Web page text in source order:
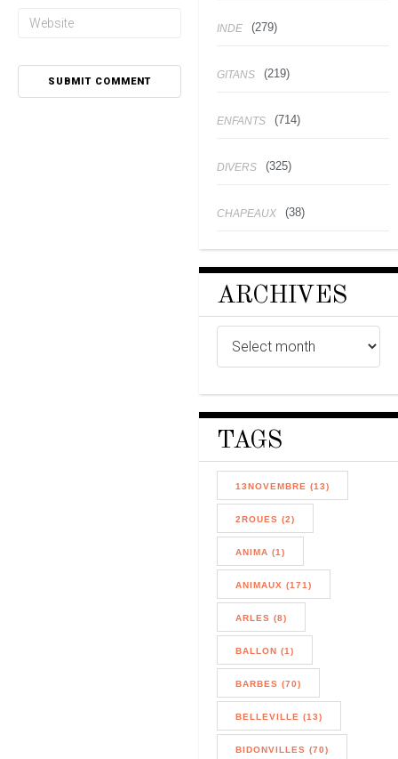
INDE (279)
GITANS (219)
ENFANTS (714)
DIVERS (325)
CHAPEAUX (38)
ARCHIVES
TAGS
13NOVEMBRE (13)
2ROUES (2)
ANIMA (1)
ANIMAUX (171)
ARLES (8)
BALLON (1)
BARBES (70)
BELLEVILLE (13)
BIDONVILLES (70)